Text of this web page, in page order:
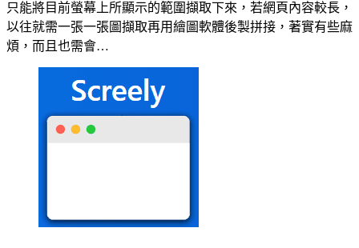
只能將目前螢幕上所顯示的範圍擷取下來，若網頁內容較長，
以往就需一張一張圖擷取再用繪圖軟體後製拼接，著實有些麻
煩，而且也需會…